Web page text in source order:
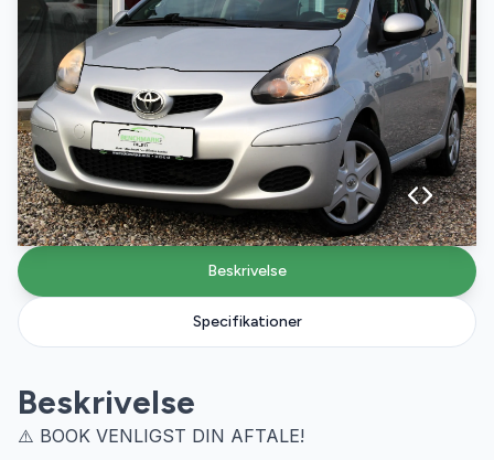
Specifikationer
Beskrivelse
Beskrivelse
⚠️ BOOK VENLIGST DIN AFTALE!